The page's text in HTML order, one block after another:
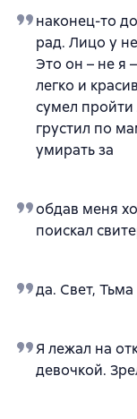
наконец-то
рад. Лицо у
Это он – не я
легко и
сумел
грустил по
умирать за
обдав меня
поискал
да. Свет,
Я лежал на
девочкой.